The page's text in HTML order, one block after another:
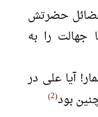
فضائل حضرتش
جهالت را به
آیا علی در
بود 2